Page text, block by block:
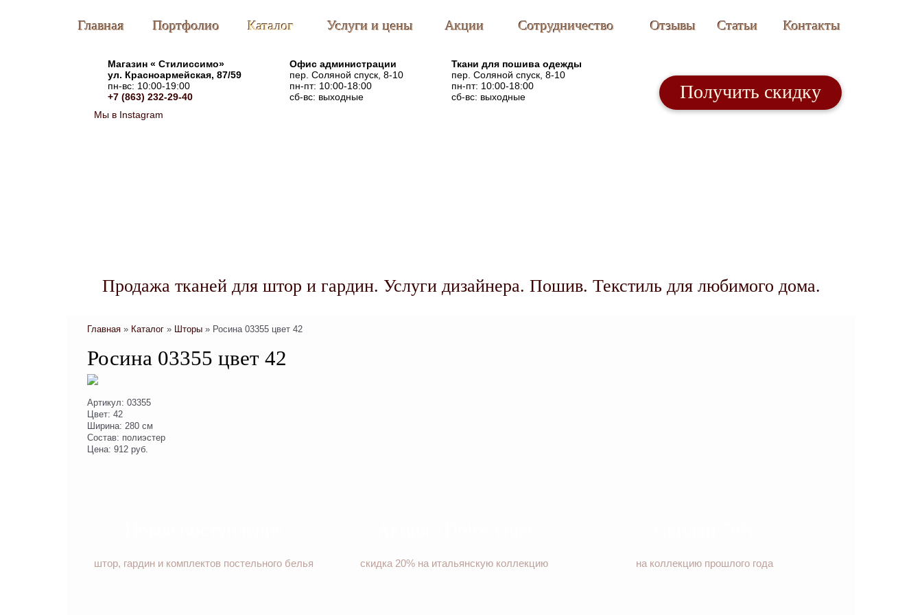
Главная Портфолио Каталог Услуги и цены Акции Сотрудничество Отзывы Статьи Контакты
Магазин « Стилиссимо»
ул. Красноармейская, 87/59
пн-вс: 10:00-19:00
+7 (863) 232-29-40
Мы в Instagram
Офис администрации
пер. Соляной спуск, 8-10
пн-пт: 10:00-18:00
сб-вс: выходные
Ткани для пошива одежды
пер. Соляной спуск, 8-10
пн-пт: 10:00-18:00
сб-вс: выходные
Получить скидку
Продажа тканей для штор и гардин. Услуги дизайнера. Пошив. Текстиль для любимого дома.
Главная » Каталог » Шторы » Росина 03355 цвет 42
Росина 03355 цвет 42
Артикул: 03355
Цвет: 42
Ширина: 280 см
Состав: полиэстер
Цена: 912 руб.
штор, гардин и комплектов постельного белья скидка 20% на итальянскую коллекцию на коллекцию прошлого года